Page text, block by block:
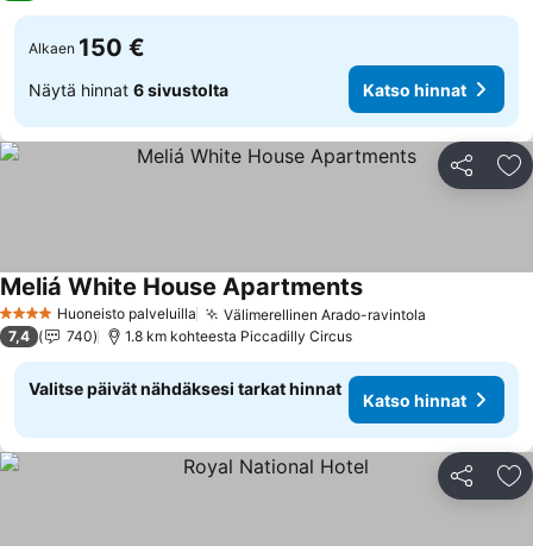
Alkaen 150 €
Näytä hinnat 6 sivustolta Katso hinnat
Jaa
4 TähtiluokitusHuoneisto palveluilla Välimerellinen Arado-ravintola
Meliá White House ApartmentsKatso hinnat
7,4 740 1.8 km kohteesta Piccadilly Circus
Valitse päivät nähdäksesi tarkat hinnat
Katso hinnat
Jaa